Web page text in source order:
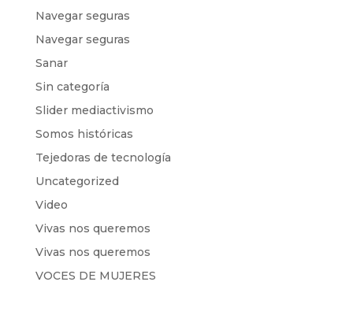
Navegar seguras
Navegar seguras
Sanar
Sin categoría
Slider mediactivismo
Somos históricas
Tejedoras de tecnología
Uncategorized
Video
Vivas nos queremos
Vivas nos queremos
VOCES DE MUJERES